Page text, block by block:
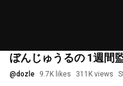
ぼんじゅうるの 1週間
@dozle 9.7K likes 311K views